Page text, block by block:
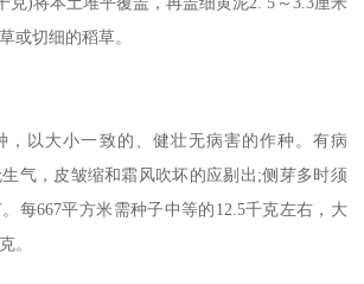
或切细的稻草。
，以大小一致的、健壮无病害的作种。有病
气，皮皱缩和霜风吹坏的应剔出;侧芽多时须
每667平方米需种子中等的12.5千克左右，大
。